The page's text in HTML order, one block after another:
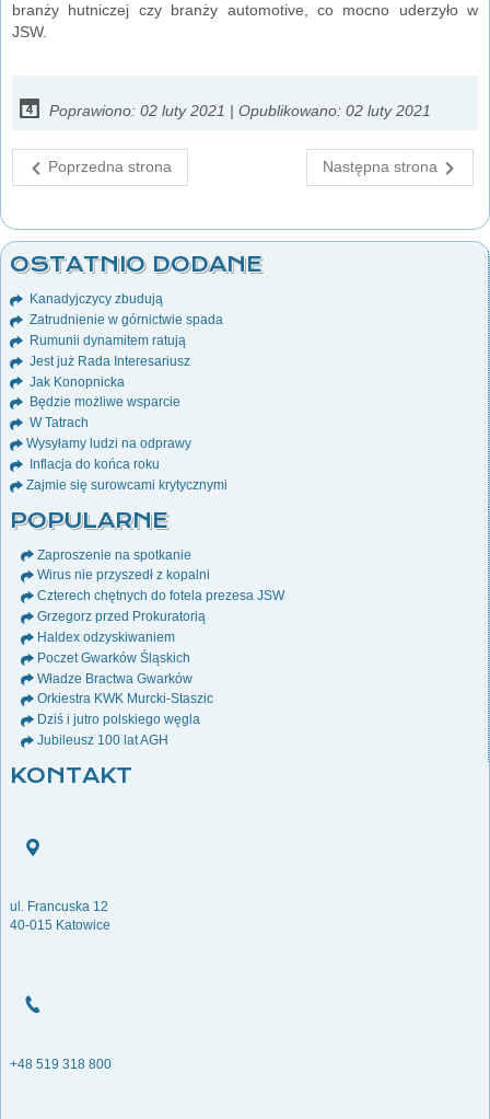
branży hutniczej czy branży automotive, co mocno uderzyło w
JSW.
Poprawiono: 02 luty 2021 | Opublikowano: 02 luty 2021
Poprzedna strona Następna strona
OSTATNIO DODANE
Kanadyjczycy zbudują
Zatrudnienie w górnictwie spada
Rumunii dynamitem ratują
Jest już Rada Interesariusz
Jak Konopnicka
Będzie możliwe wsparcie
W Tatrach
Wysyłamy ludzi na odprawy
Inflacja do końca roku
Zajmie się surowcami krytycznymi
POPULARNE
Zaproszenie na spotkanie
Wirus nie przyszedł z kopalni
Czterech chętnych do fotela prezesa JSW
Grzegorz przed Prokuratorią
Haldex odzyskiwaniem
Poczet Gwarków Śląskich
Władze Bractwa Gwarków
Orkiestra KWK Murcki-Staszic
Dziś i jutro polskiego węgla
Jubileusz 100 lat AGH
KONTAKT
ul. Francuska 12
40-015 Katowice
+48 519 318 800